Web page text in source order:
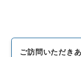
ご訪問いただき